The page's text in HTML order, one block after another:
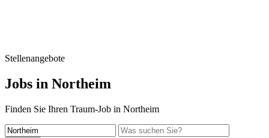
Stellenangebote
Jobs in Northeim
Finden Sie Ihren Traum-Job in Northeim